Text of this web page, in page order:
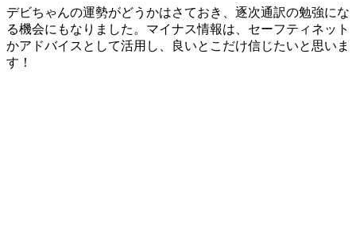
デビちゃんの運勢がどうかはさておき、逐次通訳の勉強にな
る機会にもなりました。マイナス情報は、セーフティネット
かアドバイスとして活用し、良いとこだけ信じたいと思いま
す！